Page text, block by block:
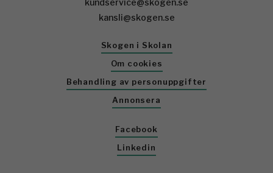
kundservice@skogen.se
kansli@skogen.se
Skogen i Skolan
Om cookies
Behandling av personuppgifter
Annonsera
Facebook
Linkedin